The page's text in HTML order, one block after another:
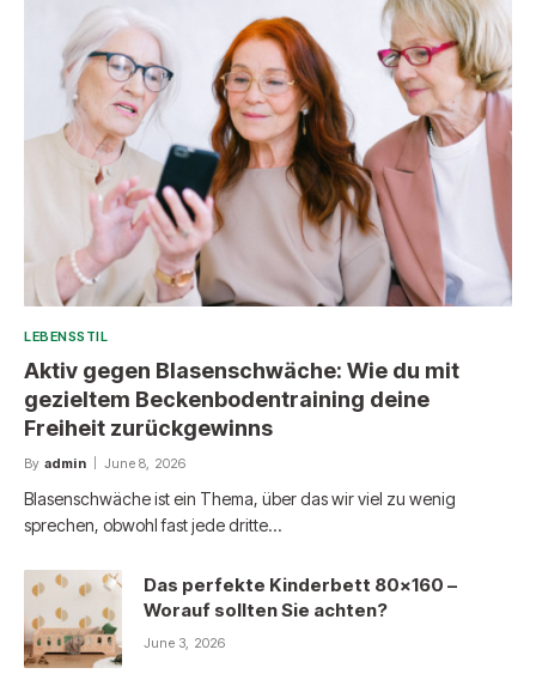
LEBENSSTIL
Aktiv gegen Blasenschwäche: Wie du mit
gezieltem Beckenbodentraining deine
Freiheit zurückgewinns
By admin June 8, 2026
Blasenschwäche ist ein Thema, über das wir viel zu wenig
sprechen, obwohl fast jede dritte…
Das perfekte Kinderbett 80×160 –
Worauf sollten Sie achten?
June 3, 2026